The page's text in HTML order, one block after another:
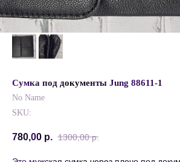
Сумка под документы Jung 88611-1
No Name
SKU:
780,00 р. 1300,00 р.